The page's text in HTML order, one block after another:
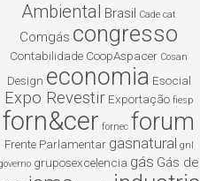
Ambiental Brasil Cade cat
Comgás congresso
Contabilidade CoopAspacer Cosan
Design economia Esocial
Expo Revestir Exportação fiesp
forn&cer fornec forum
Frente Parlamentar gasnatural gnl
gruposexcelencia gás Gás de